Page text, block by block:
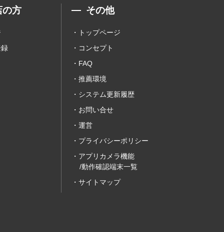
の方 その他
トップページ
コンセプト
FAQ
推薦環境
システム更新履歴
お問い合せ
運営
プライバシーポリシー
アプリカメラ機能
/動作確認端末一覧
サイトマップ